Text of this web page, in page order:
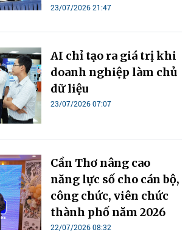
23/07/2026 21:47
AI chỉ tạo ra giá trị khi
doanh nghiệp làm chủ
dữ liệu
23/07/2026 07:07
Cần Thơ nâng cao
năng lực số cho cán bộ,
công chức, viên chức
thành phố năm 2026
22/07/2026 08:32